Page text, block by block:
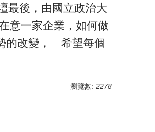
最後，由國立政治大
意一家企業，如何做
的改變，「希望每個
瀏覽數: 2278